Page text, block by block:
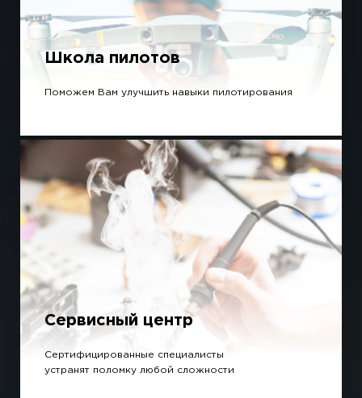
Школа пилотов
Поможем Вам улучшить навыки пилотирования
Сервисный центр
Сертифицированные специалисты
устранят поломку любой сложности